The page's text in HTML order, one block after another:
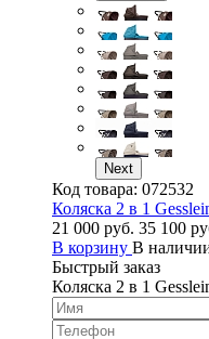
Next
Код товара: 072532
Коляска 2 в 1
21 000 руб. 35 100
В корзину В
Быстрый заказ
Коляска 2 в 1